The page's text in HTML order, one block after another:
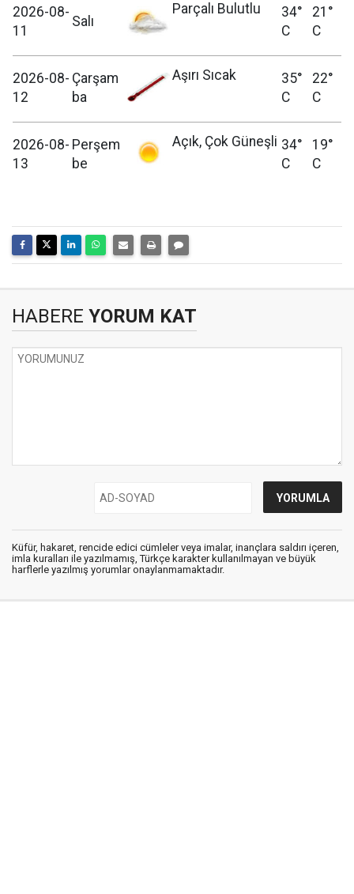
2026-08-
11
Salı
Parçalı Bulutlu
34°
C
21°
C
2026-08-
12
Çarşam
ba
Aşırı Sıcak
35°
C
22°
C
2026-08-
13
Perşem
be
Açık, Çok Güneşli 34°
C
19°
C
HABERE YORUM KAT
Küfür, hakaret, rencide edici cümleler veya imalar, inançlara saldırı içeren,
imla kuralları ile yazılmamış, Türkçe karakter kullanılmayan ve büyük
harflerle yazılmış yorumlar onaylanmamaktadır.